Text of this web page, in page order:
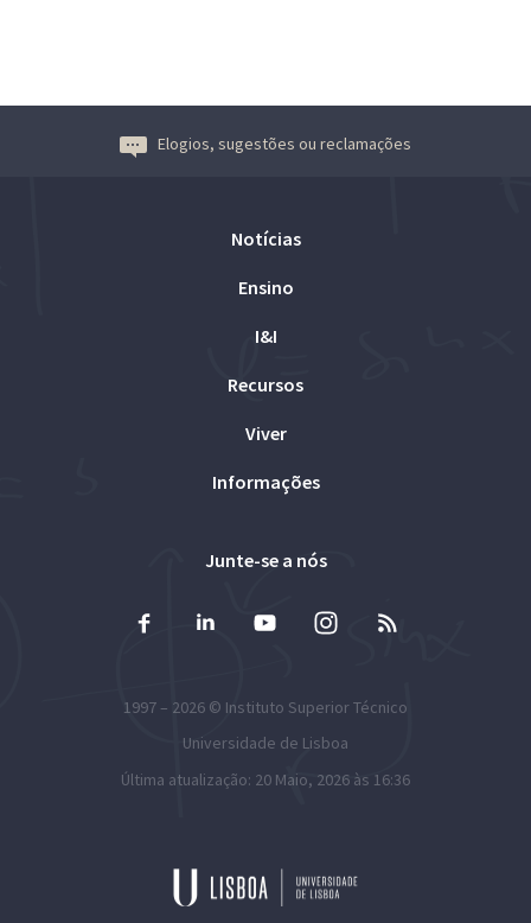
Elogios, sugestões ou reclamações
Notícias
Ensino
I&I
Recursos
Viver
Informações
Junte-se a nós
1997 – 2026 © Instituto Superior Técnico
Universidade de Lisboa
Última atualização: 20 Maio, 2026 às 16:36